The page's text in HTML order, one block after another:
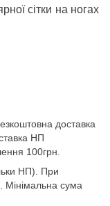
сітки на ногах
доставка
НП
100грн.
НП). При
Мінімальна сума